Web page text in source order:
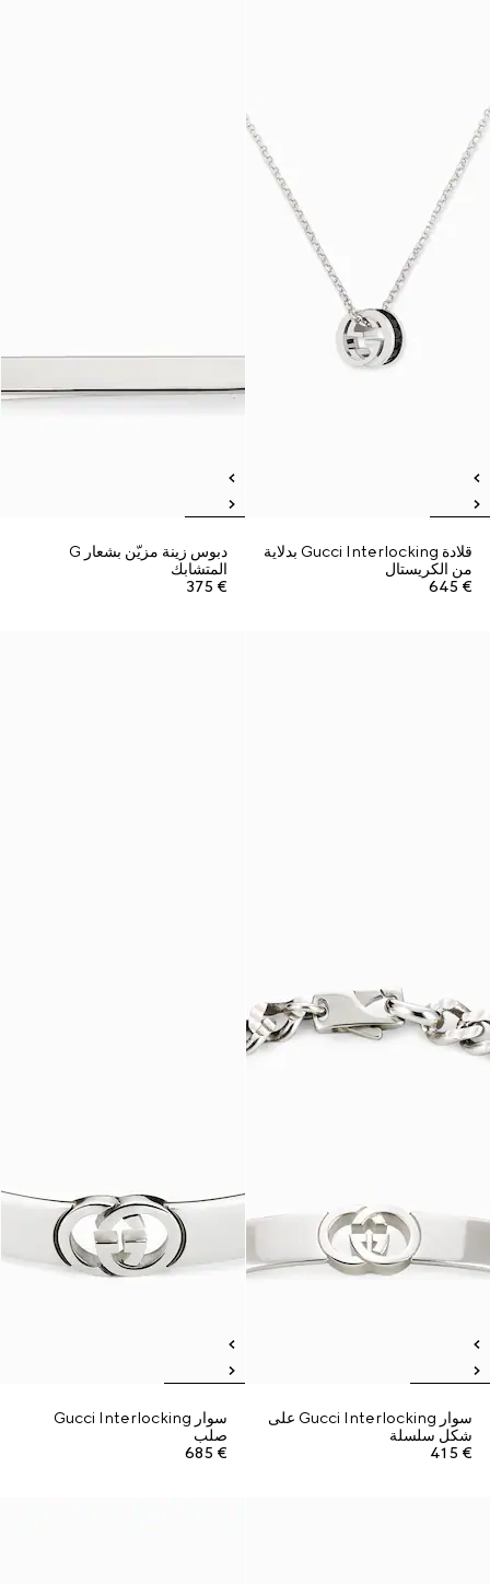
قلادة Gucci Interlocking بدلاية
من الكريستال
€ 645
دبوس زينة مزيّن بشعار G
المتشابك
€ 375
سوار Gucci Interlocking على
شكل سلسلة
€ 415
سوار Gucci Interlocking
صلب
€ 685